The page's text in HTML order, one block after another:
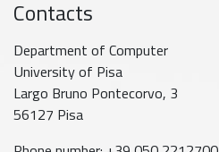
Contacts
Department of Computer
University of Pisa
Largo Bruno Pontecorvo, 3
56127 Pisa